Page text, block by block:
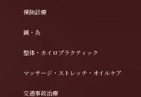
保険診療
鍼・灸
整体・カイロプラクティック
マッサージ・ストレッチ・オイルケア
交通事故治療